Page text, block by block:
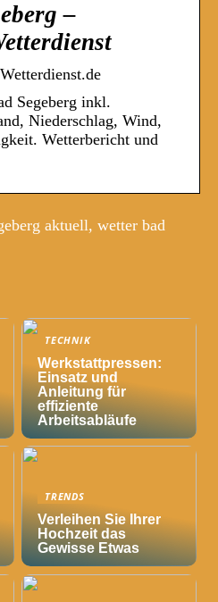
–
Segeberg inkl.
Niederschlag, Wind,
Wetterbericht und
aktuell, wetter bad
TECHNIK
Werkstattpressen:
Einsatz und
Anleitung für
effiziente
Arbeitsabläufe
TRENDS
Verleihen Sie Ihrer
Hochzeit das
Gewisse Etwas